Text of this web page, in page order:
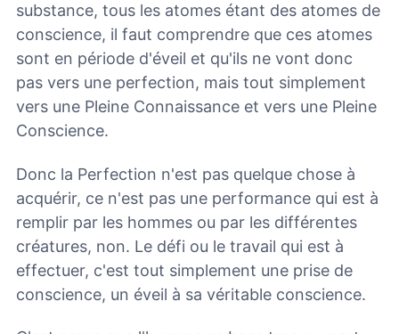
substance, tous les atomes étant des atomes de
conscience, il faut comprendre que ces atomes
sont en période d'éveil et qu'ils ne vont donc
pas vers une perfection, mais tout simplement
vers une Pleine Connaissance et vers une Pleine
Conscience.
Donc la Perfection n'est pas quelque chose à
acquérir, ce n'est pas une performance qui est à
remplir par les hommes ou par les différentes
créatures, non. Le défi ou le travail qui est à
effectuer, c'est tout simplement une prise de
conscience, un éveil à sa véritable conscience.